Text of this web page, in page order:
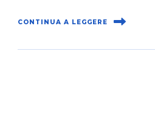
CONTINUA A LEGGERE